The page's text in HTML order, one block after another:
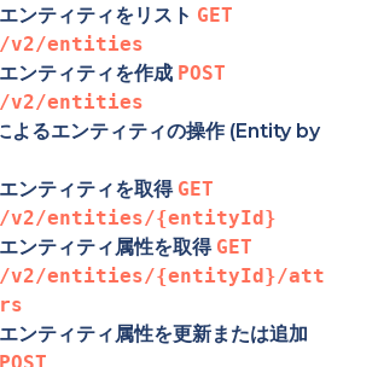
エンティティをリスト GET
/v2/entities
エンティティを作成 POST
/v2/entities
よるエンティティの操作 (Entity by
エンティティを取得 GET
/v2/entities/{entityId}
エンティティ属性を取得 GET
/v2/entities/{entityId}/att
rs
エンティティ属性を更新または追加